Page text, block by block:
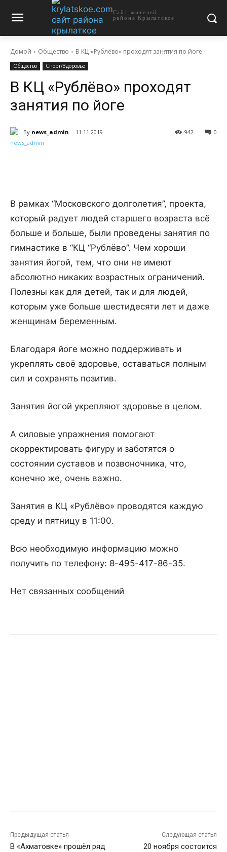
Сайт жителей
района Крылатское
Домой Общество В КЦ «Рублёво» проходят занятия по йоге
Общество Спорт/Здоровье
В КЦ «Рублёво» проходят
занятия по йоге
By news_admin 11.11.2019 0
942
В рамках “Московского долголетия”, проекта,
который радует людей старшего возраста всё
больше и больше, были проведены занятия по
гимнастике в “КЦ “Рублёво”. Чем хороши
занятия йогой, тем, что они не имеют
абсолютно никаких возрастных ограничений.
Полезны как для детей, так и для людей,
которым уже больше шестидесяти лет и даже
женщинам беременным.
Благодаря йоге можно поддерживать и
укреплять своё здоровье, оставаться полным
сил и сохранять позитив.
Занятия йогой укрепляют здоровье в целом.
А силовые упражнения помогают
скорректировать фигуру и заботятся о
состоянии суставов и позвоночника, что,
конечно же, очень важно.
Занятия в КЦ «Рублёво» проводятся каждую
среду и пятницу в 11:00.
Всю необходимую информацию можно
получить по телефону: 8-495-417-86-35.
Нет связанных сообщений
Предыдущая статья
В «Ахматовке» прошёл ряд
Следующая статья
20 ноября состоится